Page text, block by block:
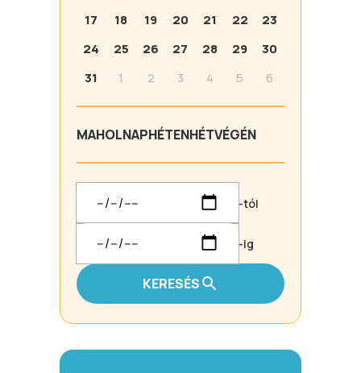
17
18 19 20 21 22
23
24
25 26 27 28 29
30
31
1 2 3 4 5 6
MAHOLNAPHÉTENHÉTVÉGÉN
-tól
-ig
KERESÉS